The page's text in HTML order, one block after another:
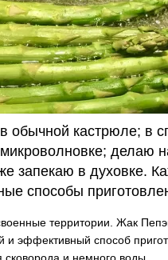
обычной кастрюле; в
делаю
запекаю в духовке.
способы
территории. Жак
и эффективный способ